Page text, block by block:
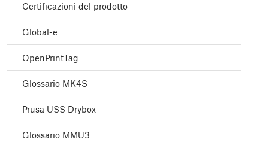
Certificazioni del prodotto
Global-e
OpenPrintTag
Glossario MK4S
Prusa USS Drybox
Glossario MMU3